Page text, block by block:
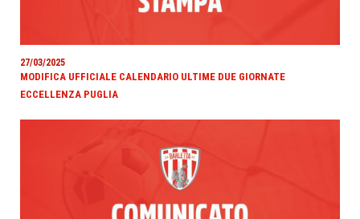
27/03/2025
MODIFICA UFFICIALE CALENDARIO ULTIME DUE GIORNATE
ECCELLENZA PUGLIA